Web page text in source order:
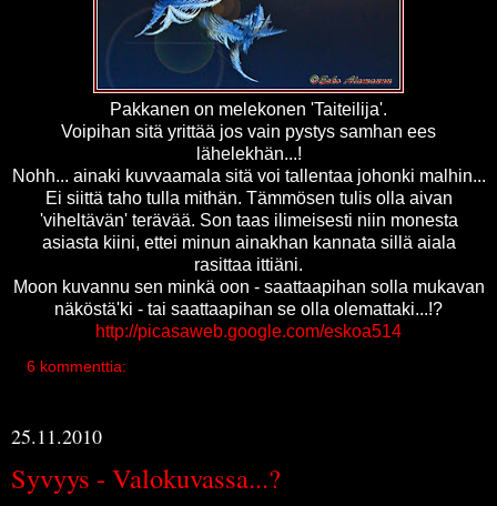
Pakkanen on melekonen 'Taiteilija'.
Voipihan sitä yrittää jos vain pystys samhan ees
lähelekhän...!
Nohh... ainaki kuvvaamala sitä voi tallentaa johonki malhin...
Ei siittä taho tulla mithän. Tämmösen tulis olla aivan
'viheltävän' terävää. Son taas ilimeisesti niin monesta
asiasta kiini, ettei minun ainakhan kannata sillä aiala
rasittaa ittiäni.
Moon kuvannu sen minkä oon - saattaapihan solla mukavan
näköstä'ki - tai saattaapihan se olla olemattaki...!?
http://picasaweb.google.com/eskoa514
6 kommenttia:
25.11.2010
Syvyys - Valokuvassa...?